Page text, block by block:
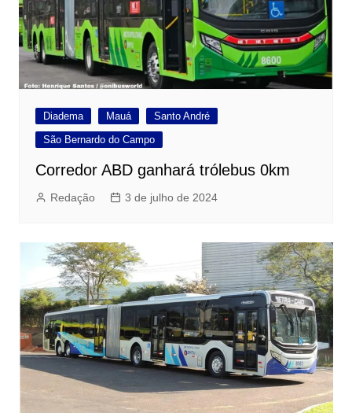
Diadema Mauá
Santo André
São Bernardo do Campo
Corredor ABD ganhará trólebus 0km
Redação 3 de julho de 2024